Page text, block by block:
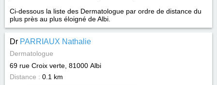
Ci-dessous la liste des Dermatologue par ordre de distance du
plus près au plus éloigné de Albi.
Dr PARRIAUX Nathalie
Dermatologue
69 rue Croix verte, 81000 Albi
Distance : 0.1 km